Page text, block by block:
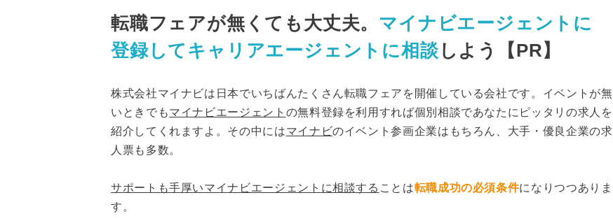
転職フェアが無くても大丈夫。 マイナビエージェントに
登録してキャリアエージェントに相談 しよう【PR】
株式会社マイナビは日本でいちばんたくさん転職フェアを開催している会社です。イベントが無
いときでもマイナビエージェント の無料登録を利用すれば個別相談であなたにピッタリの求人を
紹介してくれますよ。その中にはマイナビのイベント参画企業はもちろん、大手・優良企業の求
人票も多数。
サポートも手厚いマイナビエージェントに相談する ことは転職成功の必須条件になりつつありま
す。